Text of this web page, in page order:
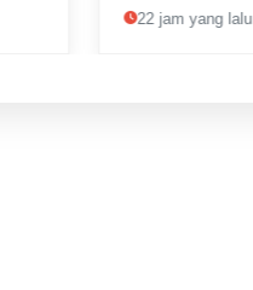
Pameran Seni
Emparty Fest di
22 jam yang lalu